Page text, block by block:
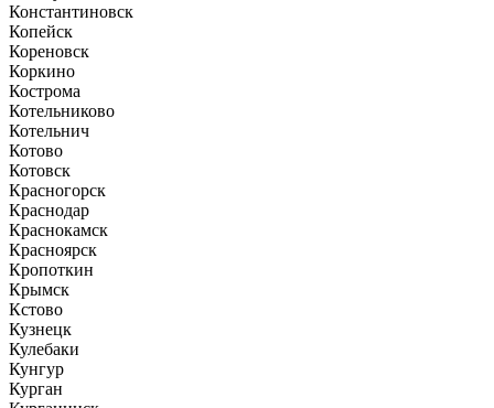
Константиновск
Копейск
Кореновск
Коркино
Кострома
Котельниково
Котельнич
Котово
Котовск
Красногорск
Краснодар
Краснокамск
Красноярск
Кропоткин
Крымск
Кстово
Кузнецк
Кулебаки
Кунгур
Курган